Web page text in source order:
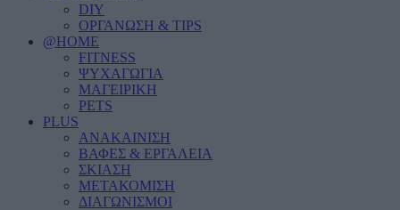
DIY
ΟΡΓΑΝΩΣΗ & TIPS
@HOME
FITNESS
ΨΥΧΑΓΩΓΙΑ
ΜΑΓΕΙΡΙΚΗ
PETS
PLUS
ΑΝΑΚΑΙΝΙΣΗ
ΒΑΦΕΣ & ΕΡΓΑΛΕΙΑ
ΣΚΙΑΣΗ
ΜΕΤΑΚΟΜΙΣΗ
ΔΙΑΓΩΝΙΣΜΟΙ